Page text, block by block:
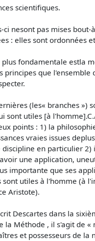
scientifiques.
ci nesont pas mises bout-
: elles sont ordonnées
plus fondamentale estla
principes que l'ensemble
(les« branches »)
sont utiles [à
points : 1) la
vraies issues
discipline en particulier 2)
une application,
importante que ses
sont utiles à l'homme (à
Aristote).
Descartes dans la
la Méthode , il s'agit de «
et possesseurs de la